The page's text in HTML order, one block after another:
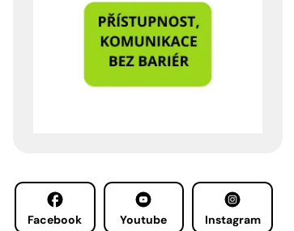
Facebook Youtube Instagram